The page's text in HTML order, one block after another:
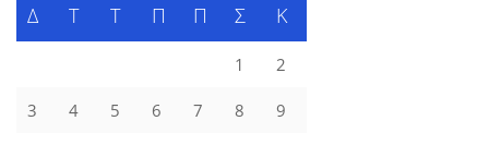
Δ Τ Τ Π Π Σ Κ
1 2
3 4 5 6 7 8 9